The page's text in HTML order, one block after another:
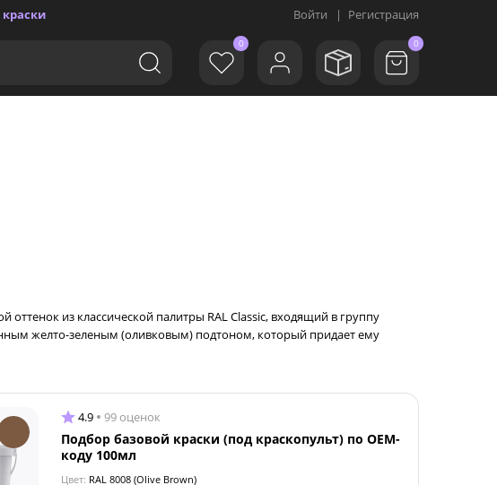
Войти | Регистрация
0 0
из классической палитры RAL Classic, входящий в группу
желто-зеленым (оливковым) подтоном, который придает ему
4.9 99 оценок
Подбор базовой краски (под краскопульт) по OEM-
коду 100мл
Цвет: RAL 8008 (Olive Brown)